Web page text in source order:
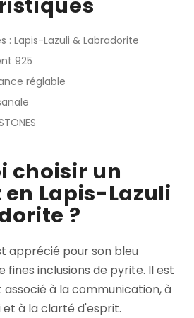
: Lapis-Lazuli & Labradorite
925
réglable
choisir un
Lapis-Lazuli
?
apprécié pour son bleu
fines inclusions de pyrite. Il est
à la communication, à
et à la clarté d'esprit.